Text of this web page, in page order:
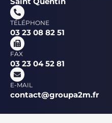
TÉLÉPHONE
03 23 08 82 51
FAX
03 23 04 52 81
E-MAIL
contact@groupa2m.fr